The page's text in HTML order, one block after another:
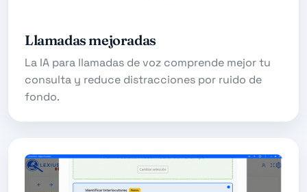
Llamadas mejoradas
La IA para llamadas de voz comprende mejor tu
consulta y reduce distracciones por ruido de
fondo.